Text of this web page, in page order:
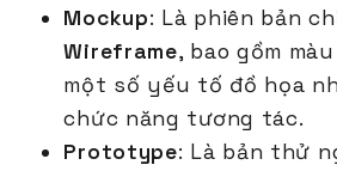
Mockup: Là phiên bản
Wireframe, bao gồm
một số yếu tố đồ họa
chức năng tương tác.
Prototype: Là bản thử